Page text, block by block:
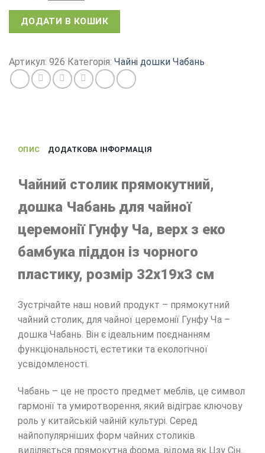
Чабань
чайна
дошка
для
піддон
пластик,
ДОДАТИ В КОШИК
Артикул: 926 Категорія: Чайні дошки Чабань
ОПИС ДОДАТКОВА ІНФОРМАЦІЯ
Чайний столик прямокутний,
дошка Чабань для чайної
церемонії Гунфу Ча, верх з еко
бамбука піддон із чорного
пластику, розмір 32х19х3 см
Зустрічайте наш новий продукт – прямокутний
чайний столик, для чайної церемонії Гунфу Ча –
дошка Чабань. Він є ідеальним поєднанням
функціональності, естетики та екологічної
усвідомленості.
Чабань – це не просто предмет меблів, це символ
гармонії та умиротворення, який відіграє ключову
роль у китайській чайній культурі. Серед
найпопулярніших форм чайних столиків
виділяється прямокутна форма, відома як Цзу Сін.